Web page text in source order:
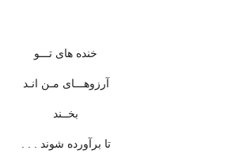
خنده های تـــو
آرزوهـــای مـن انـد
بخــند
تا برآورده شوند . . .